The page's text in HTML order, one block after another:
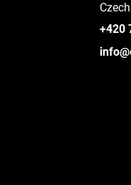
+420